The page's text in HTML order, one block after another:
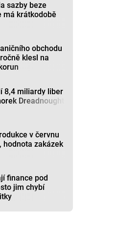
sazby beze
má krátkodobě
obchodu
klesl na
8,4 miliardy liber
Dreadnought
v červnu
hodnota zakázek
finance pod
jim chybí